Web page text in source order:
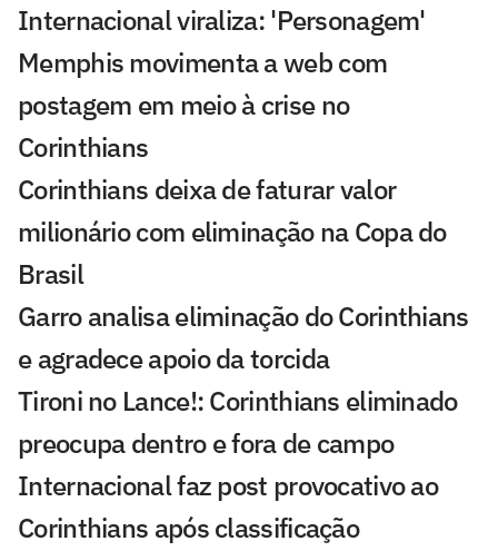
Internacional viraliza: 'Personagem'
Memphis movimenta a web com
postagem em meio à crise no
Corinthians
Corinthians deixa de faturar valor
milionário com eliminação na Copa do
Brasil
Garro analisa eliminação do Corinthians
e agradece apoio da torcida
Tironi no Lance!: Corinthians eliminado
preocupa dentro e fora de campo
Internacional faz post provocativo ao
Corinthians após classificação